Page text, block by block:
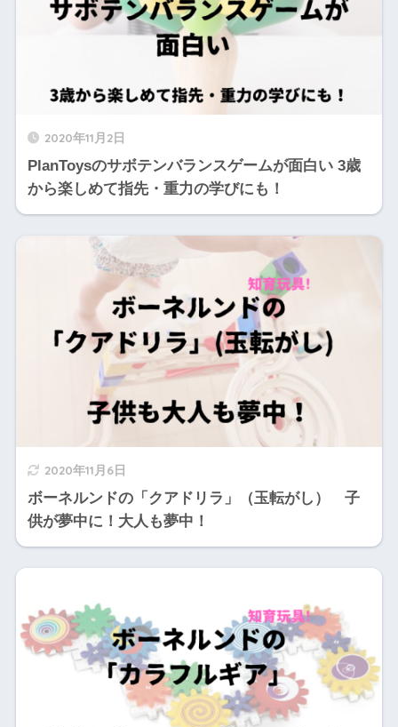
2020年11月2日
PlanToysのサボテンバランスゲームが面白い 3歳
から楽しめて指先・重力の学びにも！
2020年11月6日
ボーネルンドの「クアドリラ」（玉転がし） 子
供が夢中に！大人も夢中！